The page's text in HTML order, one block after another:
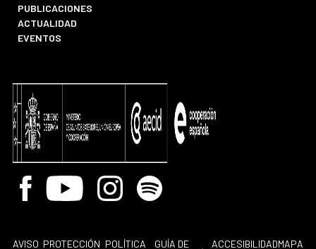
PUBLICACIONES
ACTUALIDAD
EVENTOS
Facebook
Youtube InstagramSpotify
AVISO PROTECCIÓN POLÍTICA
GUÍA DE
ACCESIBILIDADMAPA